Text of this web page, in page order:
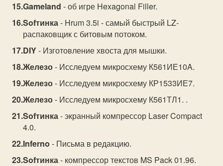
Gameland - об игре Hexagonal Filler.
Sofтинка- Hrum 3.5i - самый быстрый LZ-
распаковщик с битовым потоком.
DIY- Изготовление хвоста для мышки.
Железо- Исследуем микросхему К561ИЕ10A.
Железо- Исследуем микросхему КР1533ИЕ7.
Железо- Исследуем микросхему К561ТЛ1. .
Sofтинка- экранный компрессор Laser Compact
4.0.
Inferno - Письма в редакцию.
Sofтинка- компрессор текстов MS Pack 01.96.